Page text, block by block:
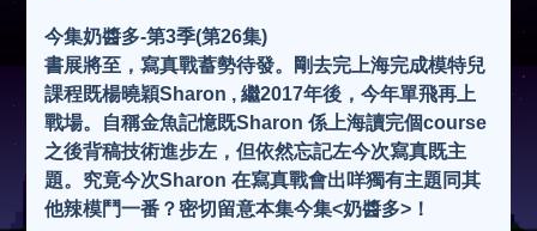
今集奶醬多-第3季(第26集)
書展將至，寫真戰蓄勢待發。剛去完上海完成模特兒
課程既楊曉穎Sharon , 繼2017年後，今年單飛再上
戰場。自稱金魚記憶既Sharon 係上海讀完個course
之後背稿技術進步左，但依然忘記左今次寫真既主
題。究竟今次Sharon 在寫真戰會出咩獨有主題同其
他辣模鬥一番？密切留意本集今集<奶醬多>！